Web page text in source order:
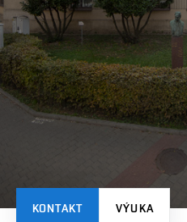
KONTAKT VÝUKA